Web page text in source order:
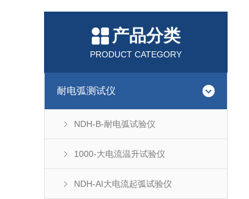
产品分类
PRODUCT CATEGORY
耐电弧测试仪
NDH-B-耐电弧试验仪
1000-大电流温升试验仪
NDH-AI大电流起弧试验仪